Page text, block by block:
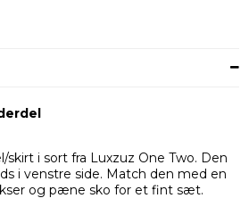
skirt i sort fra Luxzuz One Two. Den
i venstre side. Match den med en
og pæne sko for et fint sæt.